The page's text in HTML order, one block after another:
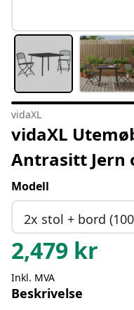
vidaXL
vidaXL
Antrasitt Jern
Modell
2x stol + bord
2,479 kr
Inkl. MVA
Beskrivelse